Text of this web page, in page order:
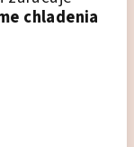
chladenia